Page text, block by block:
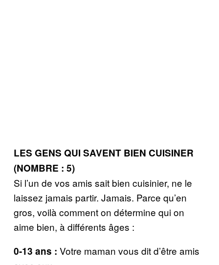
LES GENS QUI SAVENT BIEN CUISINER
(NOMBRE : 5)
Si l’un de vos amis sait bien cuisinier, ne le
laissez jamais partir. Jamais. Parce qu’en
gros, voilà comment on détermine qui on
aime bien, à différents âges :
0-13 ans : Votre maman vous dit d’être amis